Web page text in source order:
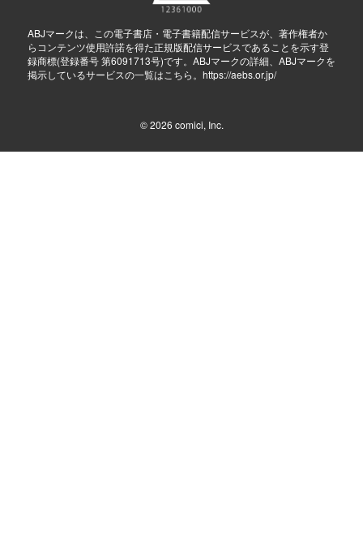
ABJマークは、この電子書店・電子書籍配信サービスが、著作権者か
らコンテンツ使用許諾を得た正規版配信サービスであることを示す登
録商標(登録番号 第6091713号)です。ABJマークの詳細、ABJマークを
掲示しているサービスの一覧はこちら。 https://aebs.or.jp/
© 2026 comici, Inc.